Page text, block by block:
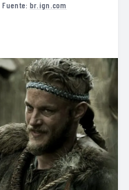
·Fuente: br.ign.com